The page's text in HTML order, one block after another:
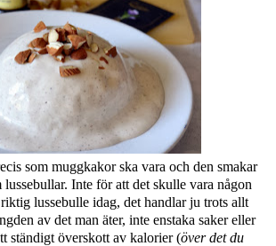
som muggkakor ska vara och den smakar
Inte för att det skulle vara någon
lussebulle idag, det handlar ju trots allt
av det man äter, inte enstaka saker eller
ständigt överskott av kalorier (över det du